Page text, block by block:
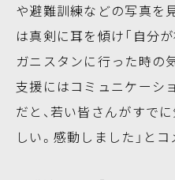
や避難訓練などの写真を
は真剣に耳を傾け「自分
ガニスタンに行った時の
支援にはコミュニケーシ
だと、若い皆さんがすで
しい。感動しました」と